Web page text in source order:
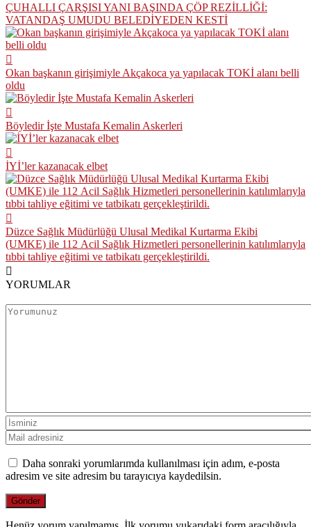
ÇUHALLI ÇARŞISI YANI BAŞINDA ÇÖP REZİLLİĞİ:
VATANDAŞ UMUDU BELEDİYEDEN KESTİ
Okan başkanın girişimiyle Akçakoca ya yapılacak TOKİ alanı belli
oldu
Böyledir İşte Mustafa Kemalin Askerleri
İYİ’ler kazanacak elbet
Düzce Sağlık Müdürlüğü Ulusal Medikal Kurtarma Ekibi
(UMKE) ile 112 Acil Sağlık Hizmetleri personellerinin katılımlarıyla
tıbbi tahliye eğitimi ve tatbikatı gerçekleştirildi.
YORUMLAR
Daha sonraki yorumlarımda kullanılması için adım, e-posta
adresim ve site adresim bu tarayıcıya kaydedilsin.